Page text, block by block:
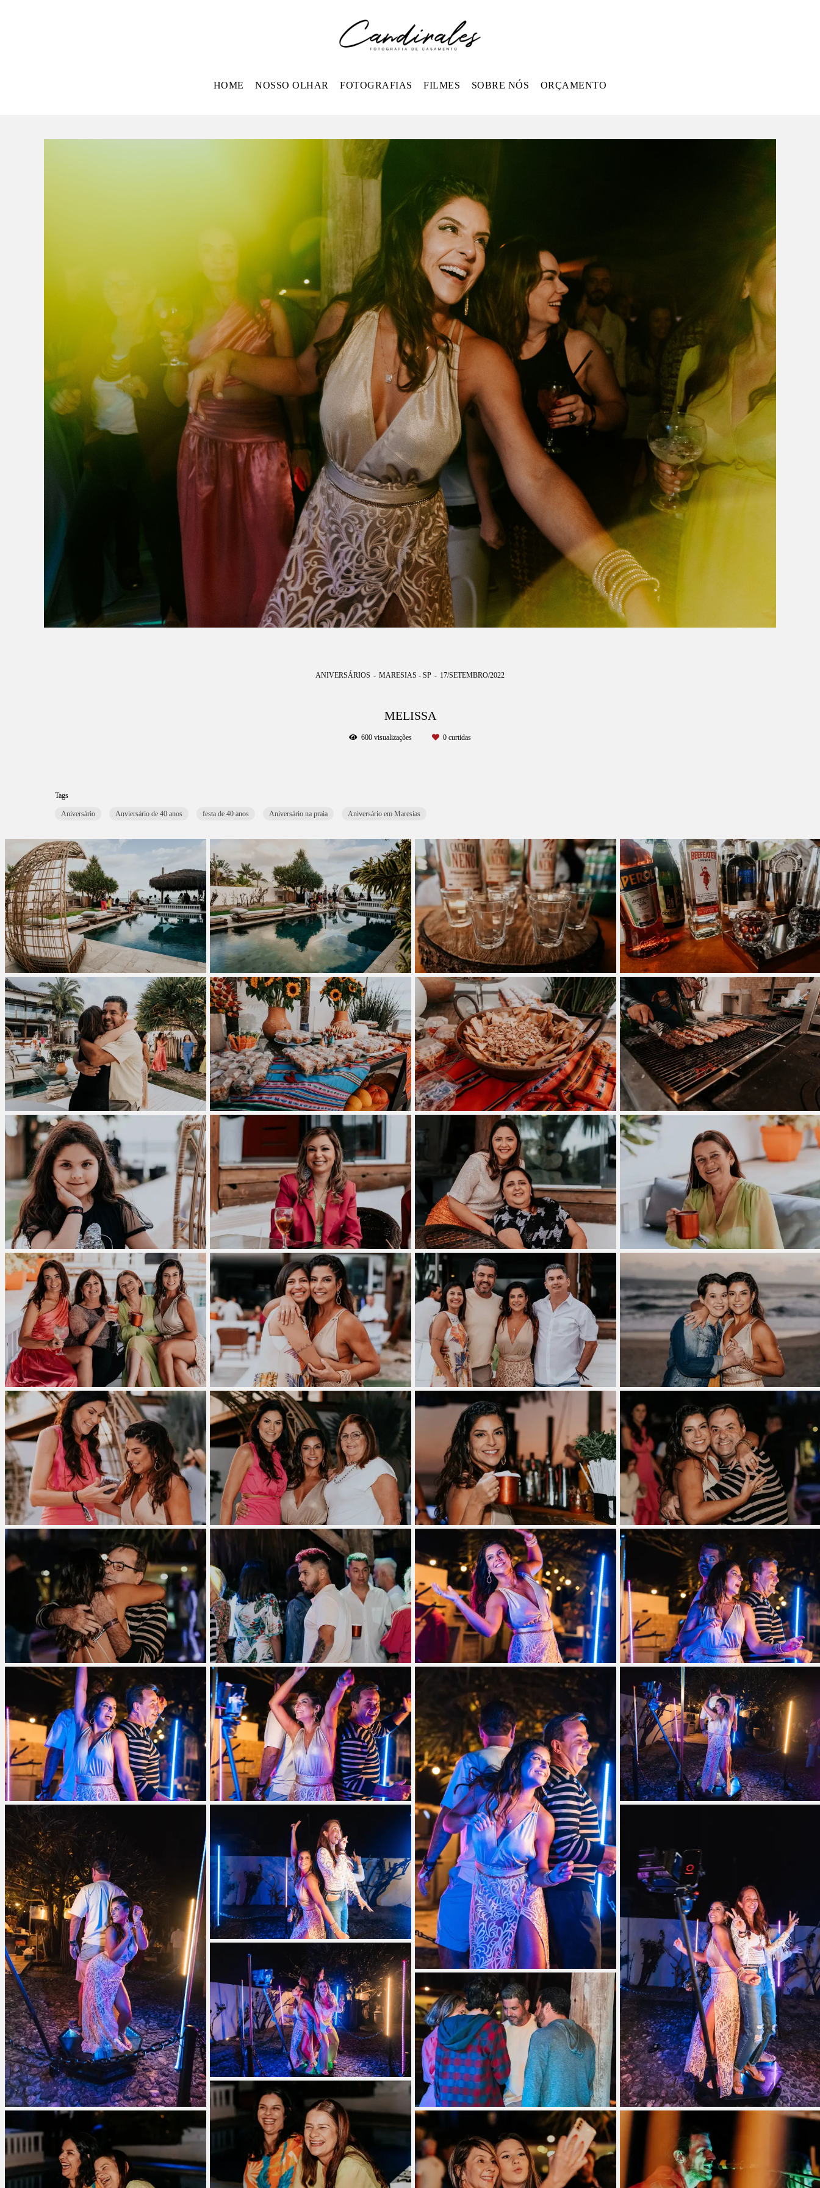
HOME NOSSO OLHAR FOTOGRAFIAS FILMES SOBRE NÓS ORÇAMENTO
ANIVERSÁRIOS MARESIAS - SP 17/SETEMBRO/2022
MELISSA
600 visualizações 0 curtidas
Tags
Aniversário Anviersário de 40 anos festa de 40 anos Aniversário na praia Aniversário em Maresias